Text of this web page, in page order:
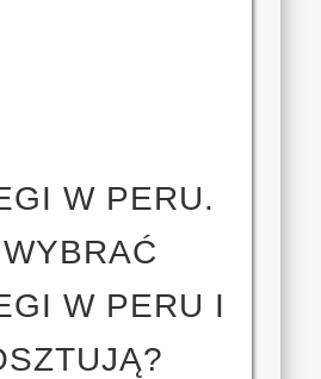
W PERU.
W PERU I